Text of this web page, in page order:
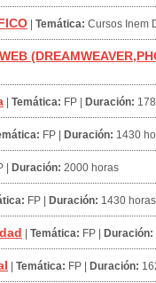
Temática: Cursos Inem
Temática: FP Duración:
FP Duración: 1430
Duración: 2000 horas
FP Duración: 1430 horas
Temática: FP Duración:
Temática: FP Duración: